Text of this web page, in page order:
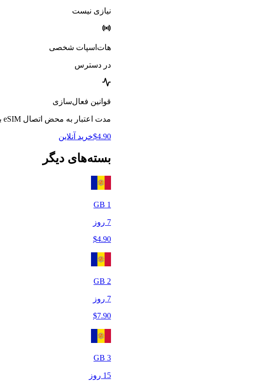
نیازی نیست
هات‌اسپات شخصی
در دسترس
قوانین فعال‌سازی
مدت اعتبار به محض اتصال eSIM به یک شبکه مورد پشتیبانی در کشور مقصد آغاز می‌شود.
$4.90 خرید آنلاین
بسته‌های دیگر
1
7 روز
$4.90
2
7 روز
$7.90
3
15 روز